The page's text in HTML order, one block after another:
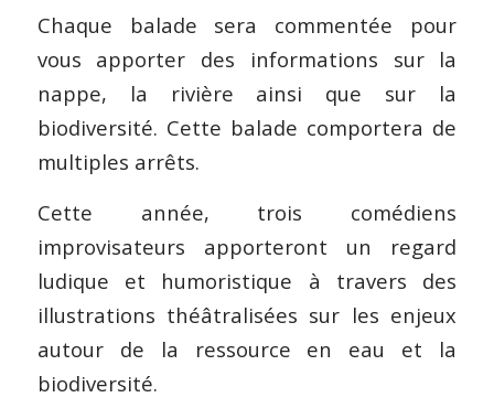
Chaque balade sera commentée pour
vous apporter des informations sur la
nappe, la rivière ainsi que sur la
biodiversité. Cette balade comportera de
multiples arrêts.
Cette année, trois comédiens
improvisateurs apporteront un regard
ludique et humoristique à travers des
illustrations théâtralisées sur les enjeux
autour de la ressource en eau et la
biodiversité.